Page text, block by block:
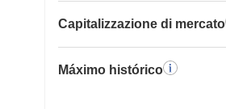
Capitalizzazione di mercato
Máximo histórico